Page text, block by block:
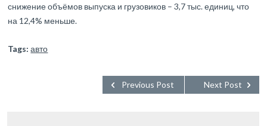
снижение объёмов выпуска и грузовиков – 3,7 тыс. единиц, что
на 12,4% меньше.
Tags: авто
Next Post
Previous Post